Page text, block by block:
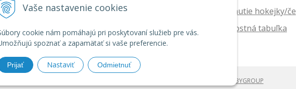
Vaše nastavenie cookies
cookie nám pomáhajú pri poskytovaní služieb pre vás.
spoznať a zapamätať si vaše preferencie.
Prijať Nastaviť Odmietnuť
Reklamačný poriadok
Obchodné podmienky
Zahnutie hokejky/
Veľkostná tabuľka
Florbal od výrobcu • WEBYGROUP